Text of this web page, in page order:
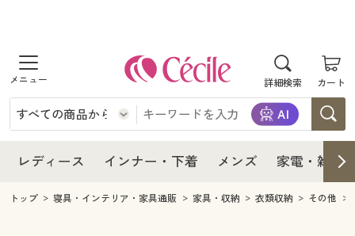
詳細検索 カート
商品を探す
レディース
レディースファッション
インナー・下着
インナー・下着通販すべて
メンズ
レディース インナー・下着 メンズ 家電・雑貨
レディース
レディース通販すべて
レディースファッション
インナー・下着
インナー・下着通販すべて
メンズ
トップ 寝具・インテリア・家具通販 家具・収納 衣類収納 その他